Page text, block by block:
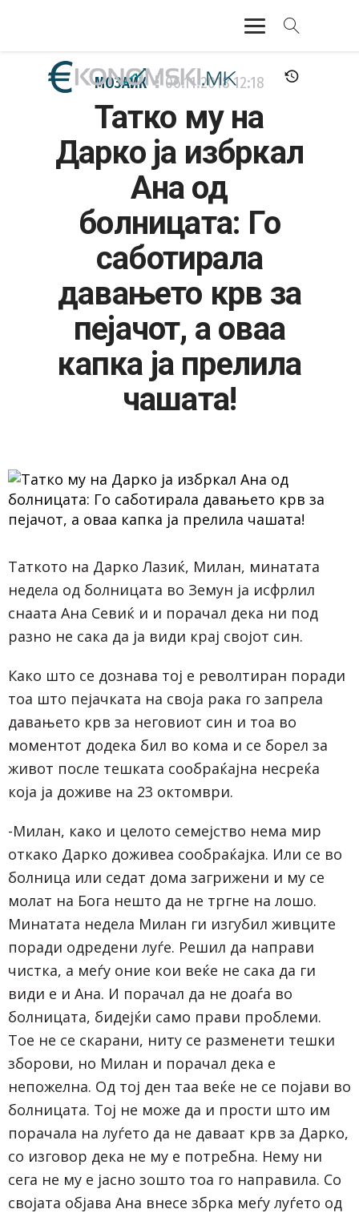
АКТУЕЛНО
ЕКОНОМИЈА
ФИНАНСИИ
БАНКАРСТВО
ЖИВОТ
МОЗАИК 06.11.201812:18
Татко му на
Дарко ја избркал
Ана од
болницата: Го
саботирала
давањето крв за
пејачот, а оваа
капка ја прелила
чашата!
Таткото на Дарко Лазиќ, Милан, минатата
недела од болницата во Земун ја исфрлил
снаата Ана Севиќ и и порачал дека ни под
разно не сака да ја види крај својот син.
Како што се дознава тој е револтиран поради
тоа што пејачката на своја рака го запрела
давањето крв за неговиот син и тоа во
моментот додека бил во кома и се борел за
живот после тешката сообраќајна несреќа
која ја доживе на 23 октомври.
-Милан, како и целото семејство нема мир
откако Дарко доживеа сообраќајка. Или се во
болница или седат дома загрижени и му се
молат на Бога нешто да не тргне на лошо.
Минатата недела Милан ги изгубил живците
поради одредени луѓе. Решил да направи
чистка, а меѓу оние кои веќе не сака да ги
види е и Ана. И порачал да не доаѓа во
болницата, бидејќи само прави проблеми.
Тое не се скарани, ниту се разменети тешки
зборови, но Милан и порачал дека е
непожелна. Од тој ден таа веќе не се појави во
болницата. Тој не може да и прости што им
порачала на луѓето да не даваат крв за Дарко,
со изговор дека не му е потребна. Нему ни
сега не му е јасно зошто тоа го направила. Со
својата објава Ана внесе збрка меѓу луѓето од